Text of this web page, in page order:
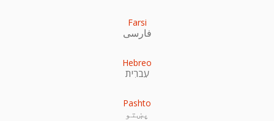
Farsi
فارسی
Hebreo
עִברִית
Pashto
پښتو